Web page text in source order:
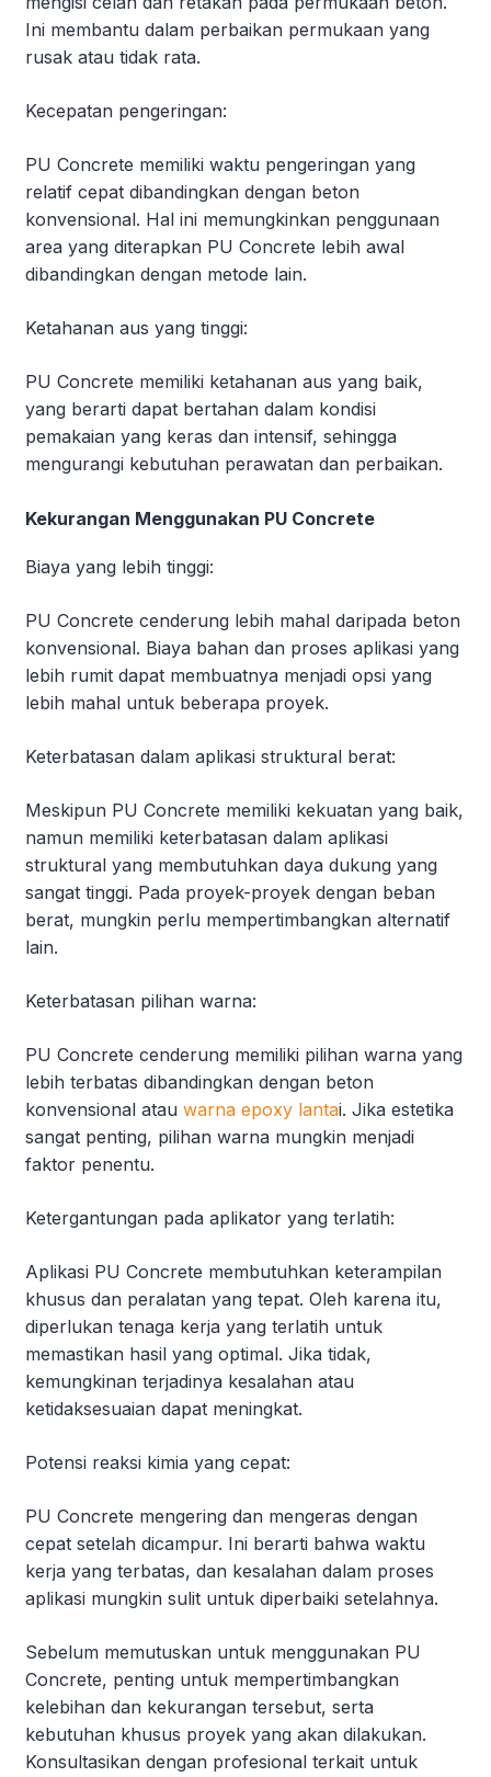
Ini membantu dalam perbaikan permukaan yang
rusak atau tidak rata.
Kecepatan pengeringan:
PU Concrete memiliki waktu pengeringan yang
relatif cepat dibandingkan dengan beton
konvensional. Hal ini memungkinkan penggunaan
area yang diterapkan PU Concrete lebih awal
dibandingkan dengan metode lain.
Ketahanan aus yang tinggi:
PU Concrete memiliki ketahanan aus yang baik,
yang berarti dapat bertahan dalam kondisi
pemakaian yang keras dan intensif, sehingga
mengurangi kebutuhan perawatan dan perbaikan.
Kekurangan Menggunakan PU Concrete
Biaya yang lebih tinggi:
PU Concrete cenderung lebih mahal daripada beton
konvensional. Biaya bahan dan proses aplikasi yang
lebih rumit dapat membuatnya menjadi opsi yang
lebih mahal untuk beberapa proyek.
Keterbatasan dalam aplikasi struktural berat:
Meskipun PU Concrete memiliki kekuatan yang baik,
namun memiliki keterbatasan dalam aplikasi
struktural yang membutuhkan daya dukung yang
sangat tinggi. Pada proyek-proyek dengan beban
berat, mungkin perlu mempertimbangkan alternatif
lain.
Keterbatasan pilihan warna:
PU Concrete cenderung memiliki pilihan warna yang
lebih terbatas dibandingkan dengan beton
konvensional atau warna epoxy lantai. Jika estetika
sangat penting, pilihan warna mungkin menjadi
faktor penentu.
Ketergantungan pada aplikator yang terlatih:
Aplikasi PU Concrete membutuhkan keterampilan
khusus dan peralatan yang tepat. Oleh karena itu,
diperlukan tenaga kerja yang terlatih untuk
memastikan hasil yang optimal. Jika tidak,
kemungkinan terjadinya kesalahan atau
ketidaksesuaian dapat meningkat.
Potensi reaksi kimia yang cepat:
PU Concrete mengering dan mengeras dengan
cepat setelah dicampur. Ini berarti bahwa waktu
kerja yang terbatas, dan kesalahan dalam proses
aplikasi mungkin sulit untuk diperbaiki setelahnya.
Sebelum memutuskan untuk menggunakan PU
Concrete, penting untuk mempertimbangkan
kelebihan dan kekurangan tersebut, serta
kebutuhan khusus proyek yang akan dilakukan.
Konsultasikan dengan profesional terkait untuk